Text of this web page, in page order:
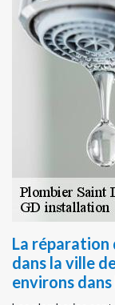
La réparation
dans la ville
environs